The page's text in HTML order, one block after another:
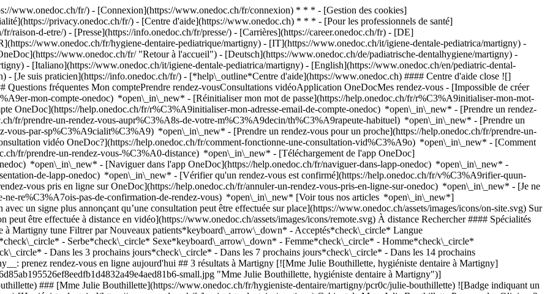
www.onedoc.ch/fr/) - [Connexion](https://www.onedoc.ch/fr/connexion) * * * - [Gestion des cookies]
privacy.onedoc.ch/fr/) - [Centre d'aide](https://www.onedoc.ch) * * * - [Pour les professionnels de santé]
d-etre/) - [Presse](https://info.onedoc.ch/fr/presse/) - [Carrières](https://career.onedoc.ch/fr) - [DE]
www.onedoc.ch/fr/hygiene-dentaire-pediatrique/martigny) - [IT](https://www.onedoc.ch/it/igiene-dentale-pediatrica/martigny) -
www.onedoc.ch/fr/ "Retour à l'accueil") - [Deutsch](https://www.onedoc.ch/de/padiatrische-dentalhygiene/martigny) -
- [Italiano](https://www.onedoc.ch/it/igiene-dentale-pediatrica/martigny) - [English](https://www.onedoc.ch/en/pediatric-dental-
- [Je suis praticien](https://info.onedoc.ch/fr/) - [*help\_outline*Centre d'aide](https://www.onedoc.ch) #### Centre d'aide close ![]
Questions fréquentes Mon comptePrendre rendez-vousConsultations vidéoApplication OneDocMes rendez-vous - [Impossible de créer
mon-compte-onedoc) *open\_in\_new* - [Réinitialiser mon mot de passe](https://help.onedoc.ch/fr/r%C3%A9initialiser-mon-mot-
OneDoc](https://help.onedoc.ch/fr/r%C3%A9initialiser-mon-adresse-email-de-compte-onedoc) *open\_in\_new* - [Prendre un rendez-
fr/prendre-un-rendez-vous-aupr%C3%A8s-de-votre-m%C3%A9decin/th%C3%A9rapeute-habituel) *open\_in\_new* - [Prendre un
vous-par-sp%C3%A9cialit%C3%A9) *open\_in\_new* - [Prendre un rendez-vous pour un proche](https://help.onedoc.ch/fr/prendre-un-
vidéo OneDoc?](https://help.onedoc.ch/fr/comment-fonctionne-une-consultation-vid%C3%A9o) *open\_in\_new* - [Comment
fr/prendre-un-rendez-vous-%C3%A0-distance) *open\_in\_new* - [Téléchargement de l'app OneDoc]
*open\_in\_new* - [Naviguer dans l'app OneDoc](https://help.onedoc.ch/fr/naviguer-dans-lapp-onedoc) *open\_in\_new* -
de-lapp-onedoc) *open\_in\_new* - [Vérifier qu'un rendez-vous est confirmé](https://help.onedoc.ch/fr/v%C3%A9rifier-quun-rendez-vous-est-confirm%C3%A9) *open\_in\_new* - [Annuler un rendez-vous pris en ligne sur OneDoc](https://help.onedoc.ch/fr/annuler-un-rendez-vous-pris-en-ligne-sur-onedoc) *open\_in\_new* - [Je ne reçois pas de confirmation de rendez-vous](https://help.onedoc.ch/fr/je-ne-re%C3%A7ois-pas-de-confirmation-de-rendez-vous) *open\_in\_new* [Voir tous nos articles *open\_in\_new*](https://help.onedoc.ch/fr/) close ## Modifier votre recherche ![Maison avec un signe plus annonçant qu’une consultation peut être effectuée sur place](https://www.onedoc.ch/assets/images/icons/on-site.svg) Sur place ![Caméra avec un symbole lecture annonçant qu’une consultation peut être effectuée à distance en vidéo](https://www.onedoc.ch/assets/images/icons/remote.svg) À distance Rechercher #### Spécialités #### Praticiens #### Établissements edit Hygiène dentaire pédiatrique à Martigny tune Filtrer par Nouveaux patients*keyboard\_arrow\_down* - Acceptés*check\_circle* Langue parlée*keyboard\_arrow\_down* - Anglais*check\_circle* - Français*check\_circle* - Serbe*check\_circle* Sexe*keyboard\_arrow\_down* - Femme*check\_circle* - Homme*check\_circle* Disponibilité*keyboard\_arrow\_down* - Disponible aujourdhui*check\_circle* - Dans les 3 prochains jours*check\_circle* - Dans les 7 prochains jours*check\_circle* - Dans les 14 prochains jours*check\_circle* # __Hygiène dentaire pédiatrique__ à __Martigny__: prenez rendez-vous en ligne aujourd'hui ## 3 résultats à Martigny [![Mme Julie Bouthillette, hygiéniste dentaire à Martigny](https://assets.onedoc.ch/images/users/63f5d18fa91478ced2474808df6d85ab195526ef8eedfb1d4832a49e4aed81b6-small.jpg "Mme Julie Bouthillette, hygiéniste dentaire à Martigny")](https://www.onedoc.ch/fr/hygieniste-dentaire/martigny/pcr0c/julie-bouthillette) ### [Mme Julie Bouthillette](https://www.onedoc.ch/fr/hygieniste-dentaire/martigny/pcr0c/julie-bouthillette) ![Badge indiquant un profil vérifié](https://www.onedoc.ch/assets/images/icons/checkmark.svg) [Hygiéniste dentaire](https://www.onedoc.ch/fr/hygieniste-dentaire/martigny) Cabinet de Mme Julie Bouthillette Passage des Oliviers 3 1920 Martigny ![Icône patient avec un signe plus annonçant que le professionnel accepte de nouveaux patients](https://www.onedoc.ch/assets/images/icons/new-patients.svg)Accepte les nouveaux patients [Réserver un RDV](https://www.onedoc.ch/fr/hygieniste-dentaire/martigny/pcr0c/julie-bouthillette) Expertises: Hygiène dentaire pédiatrique, [Détartrage](https://www.onedoc.ch/fr/detartrage/martigny), [Blanchiment dentaire](https://www.onedoc.ch/fr/blanchiment-dentaire/martigny), [Polissage dentaire](https://www.onedoc.ch/fr/polissage-dentaire/martigny), [Bijou dentaire](https://www.onedoc.ch/fr/bijou-dentaire/martigny)Voir plus *chevron\_left* lun. 03 août *chevron\_right* Voir plus de rendez-vous *error\_outline* Une erreur s'est produite lors du chargement des disponibilités [Réessayer](https://www.onedoc.ch) Expertises: Hygiène dentaire pédiatrique, [Détartrage](https://www.onedoc.ch/fr/detartrage/martigny), [Blanchiment dentaire](https://www.onedoc.ch/fr/blanchiment-dentaire/martigny), [Polissage dentaire](https://www.onedoc.ch/fr/polissage-dentaire/martigny), [Bijou dentaire](https://www.onedoc.ch/fr/bijou-dentaire/martigny)Voir plus [![Mme Flora Lokaj, hygiéniste dentaire à Martigny](https://assets.onedoc.ch/images/users/8ae19a6a76492af933c75d4ebfb1ba6a0dce68ac82aa42aebab99afd5c5be0fa-small.png "Mme Flora Lokaj, hygiéniste dentaire à Martigny")](https://www.onedoc.ch/fr/hygieniste-dentaire/martigny/pcze5/flora-lokaj) ### [Mme Flora Lokaj](https://www.onedoc.ch/fr/hygieniste-dentaire/martigny/pcze5/flora-lokaj) ![Badge indiquant un profil vérifié](https://www.onedoc.ch/assets/images/icons/checkmark.svg) [Hygiéniste dentaire](https://www.onedoc.ch/fr/hygieniste-dentaire/martigny) [Adent - Martigny](https://www.onedoc.ch/fr/cabinet-dentaire/martigny/e9x8/adent-martigny) Avenue de Fully 53 1920 Martigny ![Icône patient avec un signe plus annonçant que le professionnel accepte de nouveaux patients](https://www.onedoc.ch/assets/images/icons/new-patients.svg)Accepte les nouveaux patients [Réserver un RDV](https://www.onedoc.ch/fr/hygieniste-dentaire/martigny/pcze5/flora-lokaj) Expertises: Hygiène dentaire pédiatrique, [Détartrage](https://www.onedoc.ch/fr/detartrage/martigny), [Polissage dentaire](https://www.onedoc.ch/fr/polissage-dentaire/martigny), [Blanchiment dentaire](https://www.onedoc.ch/fr/blanchiment-dentaire/martigny), [Gingivite](https://www.onedoc.ch/fr/gingivite/martigny), [Bijou dentaire](https://www.onedoc.ch/fr/bijou-dentaire/martigny)Voir plus *chevron\_left* lun. 03 août *chevron\_right* Voir plus de rendez-vous *error\_outline* Une erreur s'est produite lors du chargement des disponibilités [Réessayer](https://www.onedoc.ch) Expertises: Hygiène dentaire pédiatrique, [Détartrage](https://www.onedoc.ch/fr/detartrage/martigny), [Polissage dentaire](https://www.onedoc.ch/fr/polissage-dentaire/martigny), [Blanchiment dentaire](https://www.onedoc.ch/fr/blanchiment-dentaire/martigny), [Gingivite](https://www.onedoc.ch/fr/gingivite/martigny), [Bijou dentaire](https://www.onedoc.ch/fr/bijou-dentaire/martigny)Voir plus [![Mme Axelle Dumoulin, hygiéniste dentaire à Martigny](https://assets.onedoc.ch/images/users/78dd09f94dd4432710d95cd16772b63fa19581995baa76125d35c8044e1f1ecf-small.png "Mme Axelle Dumoulin, hygiéniste dentaire à Martigny")](https://www.onedoc.ch/fr/hygieniste-dentaire/martigny/pcz0a/axelle-dumoulin) ### [Mme Axelle Dumoulin](https://www.onedoc.ch/fr/hygieniste-dentaire/martigny/pcz0a/axelle-dumoulin) ![Badge indiquant un profil vérifié](https://www.onedoc.ch/assets/images/icons/checkmark.svg) [Hygiéniste dentaire](https://www.onedoc.ch/fr/hygieniste-dentaire/martigny) [Adent - Martigny](https://www.onedoc.ch/fr/cabinet-dentaire/martigny/e9x8/adent-martigny) Avenue de Fully 53 1920 Martigny ![Icône patient avec un signe plus annonçant que le professionnel accepte de nouveaux patients](https://www.onedoc.ch/assets/images/icons/new-patients.svg)Accepte les nouveaux patients [Réserver un RDV](https://www.onedoc.ch/fr/hygieniste-dentaire/martigny/pcz0a/axelle-dumoulin) Expertises: Hygiène dentaire pédiatrique, [Bijou dentaire](https://www.onedoc.ch/fr/bijou-dentaire/martigny), [Blanchiment dentaire](https://www.onedoc.ch/fr/blanchiment-dentaire/martigny), [Détartrage](https://www.onedoc.ch/fr/detartrage/martigny), [Gingivite](https://www.onedoc.ch/fr/gingivite/martigny), [Polissage dentaire](https://www.onedoc.ch/fr/polissage-dentaire/martigny)Voir plus *chevron\_left* lun. 03 août *chevron\_right* Voir plus de rendez-vous *error\_outline* Une erreur s'est produite lors du chargement des disponibilités [Réessayer](https://www.onedoc.ch) Expertises: Hygiène dentaire pédiatrique, [Bijou dentaire](https://www.onedoc.ch/fr/bijou-dentaire/martigny), [Blanchiment dentaire](https://www.onedoc.ch/fr/blanchiment-dentaire/martigny), [Détartrage](https://www.onedoc.ch/fr/detartrage/martigny), [Gingivite](https://www.onedoc.ch/fr/gingivite/martigny), [Polissage dentaire](https://www.onedoc.ch/fr/polissage-dentaire/martigny)Voir plus ## __Hygiène dentaire pédiatrique__: d'autres spécialistes sont réservables en ligne dans les environs de __Martigny__ [![Mme Luisa Rigo, hygiéniste dentaire à Chamoson](https://assets.onedoc.ch/images/users/ed230a0112420e8c1aecece86de0a4c0104756c5353dcd727ea21f1545840d7a-small.jpg "Mme Luisa Rigo, hygiéniste dentaire à Chamoson")](https://www.onedoc.ch/fr/hygieniste-dentaire/chamoson/pcxyc/luisa-rigo) ### [Mme Luisa Rigo](https://www.onedoc.ch/fr/hygieniste-dentaire/chamoson/pcxyc/luisa-rigo) ![Badge indiquant un profil vérifié](https://www.onedoc.ch/assets/images/icons/checkmark.svg) [Hygiéniste dentaire](https://www.onedoc.ch/fr/hygieniste-dentaire/chamoson) Au fil des dents Chemin Neuf 2 1955 Chamoson ![Icône patient avec un signe plus annonçant que le professionnel accepte de nouveaux patients](https://www.onedoc.ch/assets/images/icons/new-patients.svg)Accepte les nouveaux patients [Réserver un RDV](https://www.onedoc.ch/fr/hygieniste-dentaire/chamoson/pcxyc/luisa-rigo) Expertises:[Hygiène dentaire pédiatrique](https://www.onedoc.ch/fr/hygiene-dentaire-pediatrique/chamoson), [Blanchiment dentaire](https://www.onedoc.ch/fr/blanchiment-dentaire/chamoson), [Détartrage](https://www.onedoc.ch/fr/detartrage/chamoson), [Polissage dentaire](https://www.onedoc.ch/fr/polissage-dentaire/chamoson), [Bijou dentaire](https://www.onedoc.ch/fr/bijou-dentaire/chamoson), [Bruxisme | Grincement des dents](https://www.onedoc.ch/fr/bruxisme-grincement-des-dents/chamoson), [Gingivite](https://www.onedoc.ch/fr/gingivite/chamoson), [Parodontologie | Soin des gencives | Déchaussement des dents](https://www.onedoc.ch/fr/parodontologie-soin-des-gencives-dechaussement-des-dents/chamoson), [Prophylaxie](https://www.onedoc.ch/fr/prophylaxie/chamoson), [Halitose | Mauvaise haleine](https://www.onedoc.ch/fr/halitose-mauvaise-haleine/chamoson), [Troubles de l’articulation temporo mandibulaire (ATM) | troubles de la mastication](https://www.onedoc.ch/fr/troubles-de-l-articulation-temporo-mandibulaire-atm-troubles-de-la-mastication/chamoson)Voir plus *chevron\_left* lun. 03 août *chevron\_right* Voir plus de rendez-vous *error\_outline* Une erreur s'est produite lors du chargement des disponibilités [Réessayer](https://www.onedoc.ch) Expertises:[Hygiène dentaire pédiatrique](https://www.onedoc.ch/fr/hygiene-dentaire-pediatrique/chamoson), [Blanchiment dentaire](https://www.onedoc.ch/fr/blanchiment-dentaire/chamoson), [Détartrage](https://www.onedoc.ch/fr/detartrage/chamoson), [Polissage dentaire](https://www.onedoc.ch/fr/polissage-dentaire/chamoson), [Bijou dentaire](https://www.onedoc.ch/fr/bijou-dentaire/chamoson), [Bruxisme | Grincem